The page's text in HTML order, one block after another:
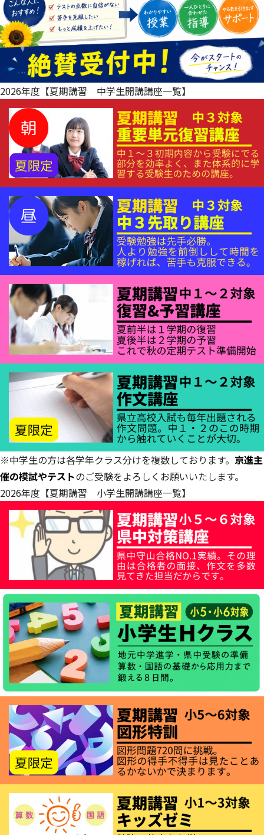
2026年度【夏期講習 中学生開講講座一覧】
※中学生の方は各学年クラス分けを複数しております。 京進主
催の模試やテストのご受験をよろしくお願いいたします。
2026年度【夏期講習 小学生開講講座一覧】